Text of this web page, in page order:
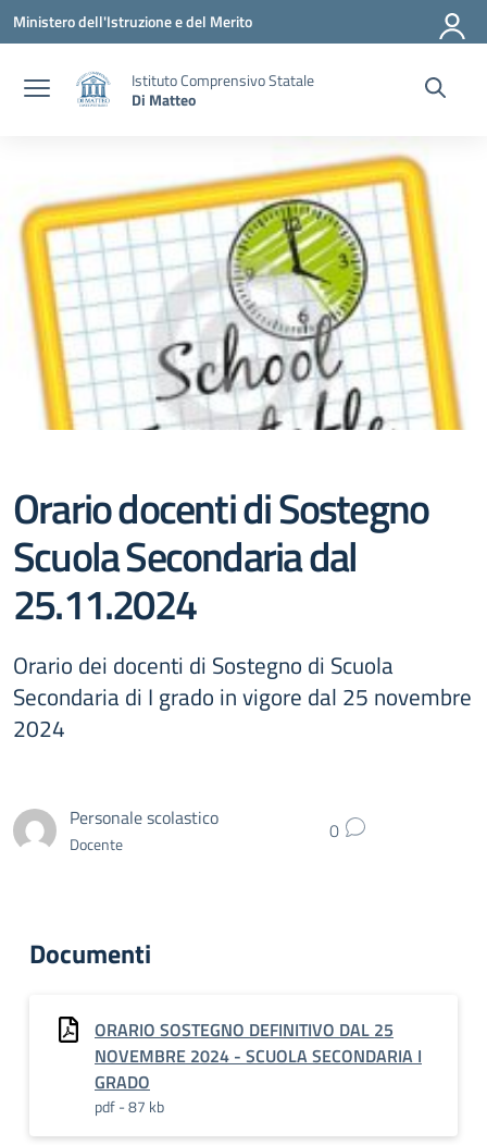
Vai ai contenuti
Vai al menu di navigazione
Vai al footer
Ministero dell'Istruzione e del Merito
Istituto Comprensivo Statale
Di Matteo
Orario docenti di Sostegno
Scuola Secondaria dal
25.11.2024
Orario dei docenti di Sostegno di Scuola
Secondaria di I grado in vigore dal 25 novembre
2024
Personale scolastico
Docente 0
Documenti
ORARIO SOSTEGNO DEFINITIVO DAL 25
NOVEMBRE 2024 - SCUOLA SECONDARIA I
GRADO
pdf - 87 kb